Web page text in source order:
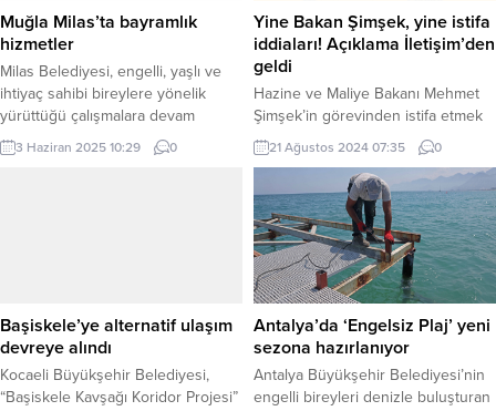
Dairesi Başkanlığı...
ziyaretini Alanya Kaymakamlığı’na
yaptı. Kaymakam Dr. Fatih
Ürkmezer’i makamında ziyaret
eden Başkan...
Muğla Milas’ta bayramlık
hizmetler
Milas Belediyesi, engelli, yaşlı ve
ihtiyaç sahibi bireylere yönelik
yürüttüğü çalışmalara devam
ediyor. MUĞLA (İGFA) – Evden
çıkma imkanı olmayan, hasta, yaşlı,
Berberlik Hizmeti’ ile buluşturdu.
İlçe...
3 Haziran 2025 10:29 0
Yine Bakan Şimşek, yine istifa
iddiaları! Açıklama İletişim’den
geldi
Hazine ve Maliye Bakanı Mehmet
Şimşek’in görevinden istifa etmek
istediği” iddiasına yönelik
haberlerin dezenformatif haberler
olduğu açıklandı. ANKARA (İGFA) –
Hazine ve Maliye Bakanı Mehmet
Şimşek’le ilgili zaman zaman yer
alan görevinden istifa ettiği
yönündeki haberlerle ilgili iddialara
yenileri eklendi. Açıklama İletişim
Başkanlığı Dezenformasyonla
Mücadele Merkezi tarafından geldi.
Bazı sosyal...
21 Ağustos 2024 07:35 0
Başiskele’ye alternatif ulaşım
devreye alındı
Kocaeli Büyükşehir Belediyesi,
“Başiskele Kavşağı Koridor Projesi”
Antalya’da ‘Engelsiz Plaj’ yeni
sezona hazırlanıyor
Antalya Büyükşehir Belediyesi’nin
engelli bireyleri denizle buluşturan